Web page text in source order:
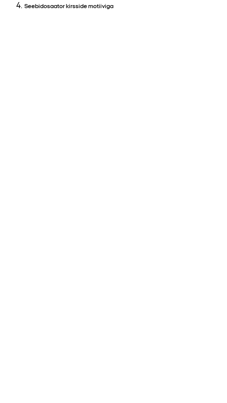
Seebidosaator kirsside motiiviga